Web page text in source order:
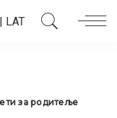
| LAT
за родитеље